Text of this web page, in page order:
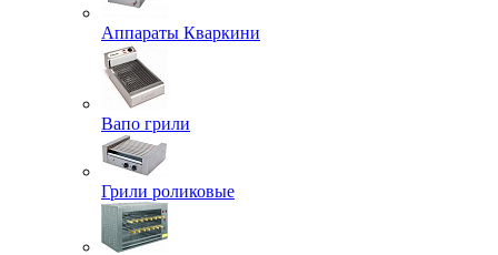
Аппараты Кваркини
Вапо грили
Грили роликовые